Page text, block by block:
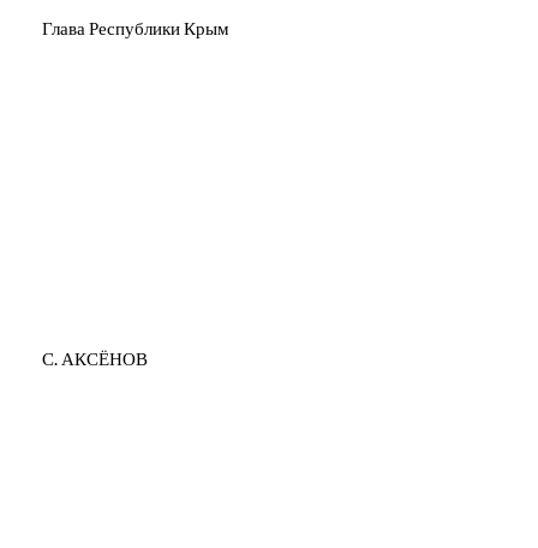
Глава Республики Крым
С. АКСЁНОВ